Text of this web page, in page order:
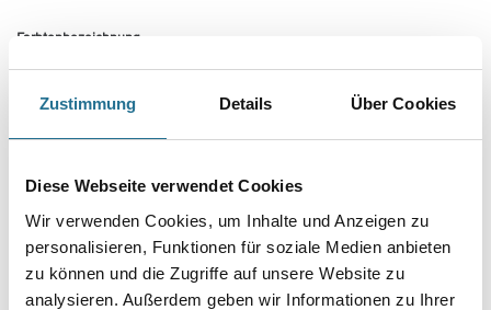
Zustimmung Details Über Cookies
Diese Webseite verwendet Cookies
Wir verwenden Cookies, um Inhalte und Anzeigen zu
personalisieren, Funktionen für soziale Medien anbieten
zu können und die Zugriffe auf unsere Website zu
analysieren. Außerdem geben wir Informationen zu Ihrer
Farbtonbezeichnung